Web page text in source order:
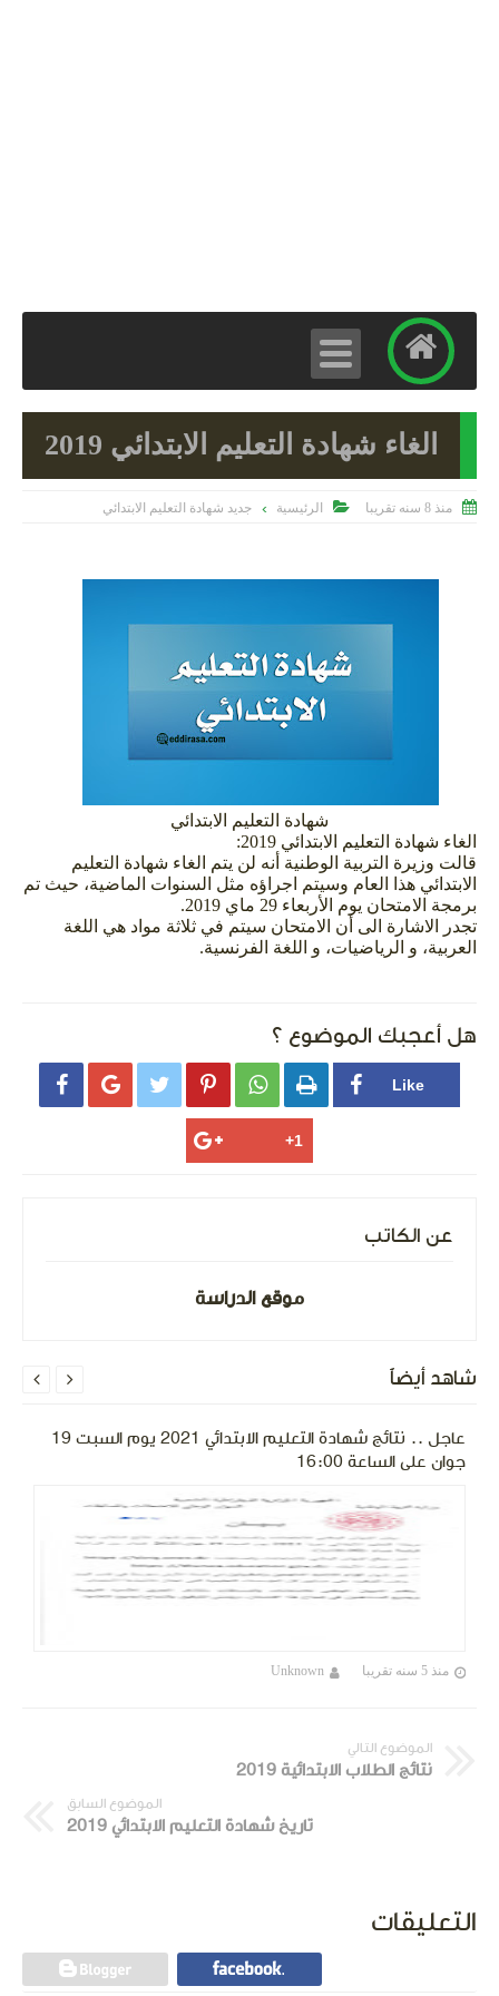
الغاء شهادة التعليم الابتدائي 2019
 منذ 8 سنه تقريبا  الرئيسية > جديد شهادة التعليم الابتدائي
شهادة التعليم الابتدائي
الغاء شهادة التعليم الابتدائي 2019:
قالت وزيرة التربية الوطنية أنه لن يتم الغاء شهادة التعليم
الابتدائي هذا العام وسيتم اجراؤه مثل السنوات الماضية، حيث تم
برمجة الامتحان يوم الأربعاء 29 ماي 2019.
تجدر الاشارة الى أن الامتحان سيتم في ثلاثة مواد هي اللغة
العربية، و الرياضيات، و اللغة الفرنسية.
هل أعجبك الموضوع ؟
     
عن الكاتب
موقع الدراسة
شاهد أيضاً
عاجل .. نتائج شهادة التعليم الابتدائي 2021 يوم السبت 19
جوان على الساعة 16:00
منذ 5 سنه تقريبا Unknown
 
الموضوع التالي
نتائج الطلاب الابتدائية 2019
الموضوع السابق
تاريخ شهادة التعليم الابتدائي 2019
التعليقات